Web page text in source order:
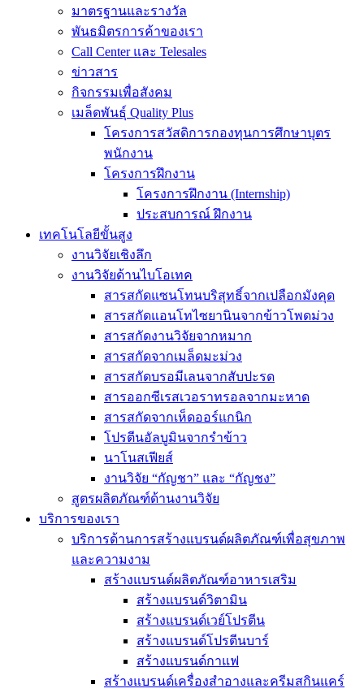
มาตรฐานและรางวัล
พันธมิตรการค้าของเรา
Call Center และ Telesales
ข่าวสาร
กิจกรรมเพื่อสังคม
เมล็ดพันธุ์ Quality Plus
โครงการสวัสดิการกองทุนการศึกษาบุตร
พนักงาน
โครงการฝึกงาน
โครงการฝึกงาน (Internship)
ประสบการณ์ ฝึกงาน
เทคโนโลยีขั้นสูง
งานวิจัยเชิงลึก
งานวิจัยด้านไบโอเทค
สารสกัดแซนโทนบริสุทธิ์จากเปลือกมังคุด
สารสกัดแอนโทไซยานินจากข้าวโพดม่วง
สารสกัดงานวิจัยจากหมาก
สารสกัดจากเมล็ดมะม่วง
สารสกัดบรอมีเลนจากสับปะรด
สารออกซีเรสเวอราทรอลจากมะหาด
สารสกัดจากเห็ดออร์แกนิก
โปรตีนอัลบูมินจากรำข้าว
นาโนสเฟียส์
งานวิจัย “กัญชา” และ “กัญชง”
สูตรผลิตภัณฑ์ด้านงานวิจัย
บริการของเรา
บริการด้านการสร้างแบรนด์ผลิตภัณฑ์เพื่อสุขภาพ
และความงาม
สร้างแบรนด์ผลิตภัณฑ์อาหารเสริม
สร้างแบรนด์วิตามิน
สร้างแบรนด์เวย์โปรตีน
สร้างแบรนด์โปรตีนบาร์
สร้างแบรนด์กาแฟ
สร้างแบรนด์เครื่องสำอางและครีมสกินแคร์